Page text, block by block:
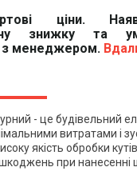
ціни.
знижку та
з менеджером.
- це будівельний
витратами і
якість обробки кутів
при нанесенні